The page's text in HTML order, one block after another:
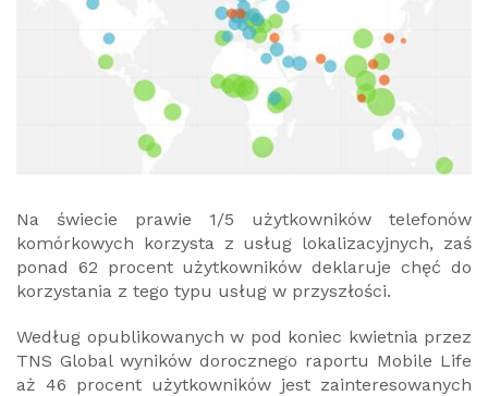
Na świecie prawie 1/5 użytkowników telefonów
komórkowych korzysta z usług lokalizacyjnych, zaś
ponad 62 procent użytkowników deklaruje chęć do
korzystania z tego typu usług w przyszłości.
Według opublikowanych w pod koniec kwietnia przez
TNS Global wyników dorocznego raportu Mobile Life
aż 46 procent użytkowników jest zainteresowanych